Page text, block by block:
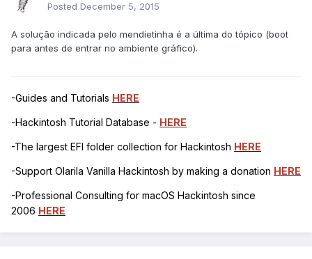
Posted December 5, 2015
A solução indicada pelo mendietinha é a última do tópico (boot
para antes de entrar no ambiente gráfico).
-Guides and Tutorials HERE
-Hackintosh Tutorial Database - HERE
-The largest EFI folder collection for Hackintosh HERE
-Support Olarila Vanilla Hackintosh by making a donation HERE
-Professional Consulting for macOS Hackintosh since
2006 HERE